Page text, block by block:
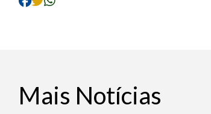
Mais Notícias